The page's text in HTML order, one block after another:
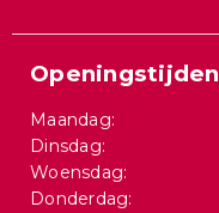
Openingstijden
Maandag:
Dinsdag:
Woensdag:
Donderdag: